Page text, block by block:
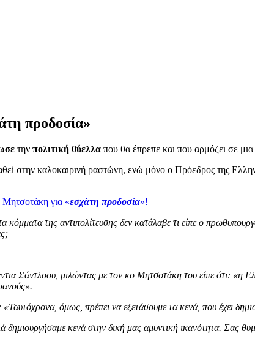
προδοσία»
την πολιτική θύελλα που θα έπρεπε και που αρμόζει σε
στην καλοκαιρινή ραστώνη, ενώ μόνο ο Πρόεδρος της
για «εσχάτη προδοσία»!
κόμματα της αντιπολίτευσης δεν κατάλαβε τι είπε ο
μιλώντας με τον κο Μητσοτάκη του είπε ότι: «η
όμως, πρέπει να εξετάσουμε τα κενά, που έχει
κενά στην δική μας αμυντική ικανότητα. Σας